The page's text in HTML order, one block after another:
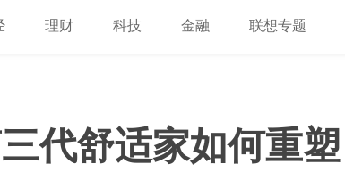
理财 科技 金融 联想专题
代舒适家如何重塑